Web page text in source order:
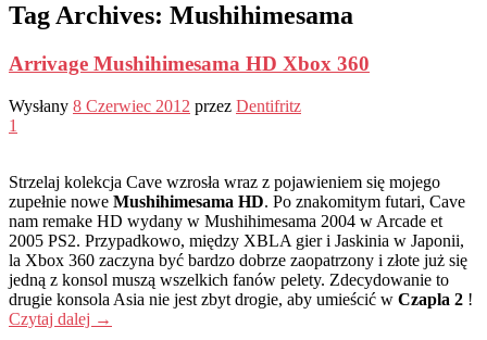
Tag Archives: Mushihimesama
Arrivage Mushihimesama HD Xbox 360
Wysłany 8 Czerwiec 2012 przez Dentifritz
1
Strzelaj kolekcja Cave wzrosła wraz z pojawieniem się mojego
zupełnie nowe Mushihimesama HD. Po znakomitym futari, Cave
nam remake HD wydany w Mushihimesama 2004 w Arcade et
2005 PS2. Przypadkowo, między XBLA gier i Jaskinia w Japonii,
la Xbox 360 zaczyna być bardzo dobrze zaopatrzony i złote już się
jedną z konsol muszą wszelkich fanów pelety. Zdecydowanie to
drugie konsola Asia nie jest zbyt drogie, aby umieścić w Czapla 2 !
Czytaj dalej →